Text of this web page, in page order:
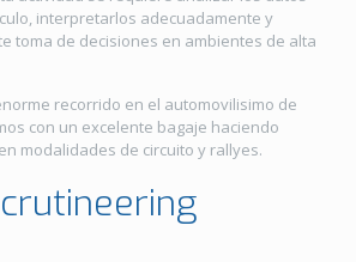
interpretarlos adecuadamente y
toma de decisiones en ambientes de alta
recorrido en el automovilisimo de
con un excelente bagaje haciendo
modalidades de circuito y rallyes.